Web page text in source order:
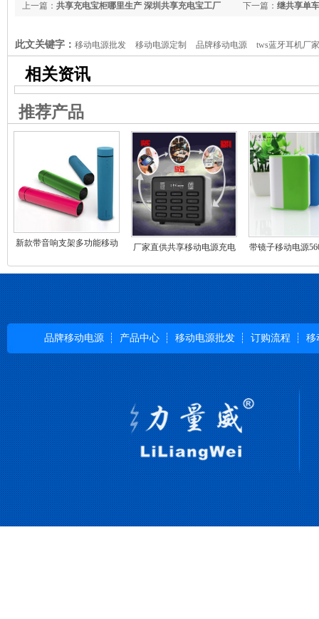
下一篇： 继共享单
上一篇： 共享充电宝柜哪里生产 深圳共享充电宝工厂
此文关键字： 移动电源批发 移动电源定制 品牌移动电源 tws蓝牙耳机厂家
享充电宝加盟，共享充电宝批发，共享充电宝排名，共享充电宝定制，力量威
家 深圳充电宝工厂订制 手机移动电宝生产商 移动电源OEM代加工 手机充电
移动电源充电线 usb充电器 1a/2.1a车充 车载充电器厂家 充电器生产厂商 深圳移
移动电源厂家 高通认证移动电源生产厂家
相关资讯
推荐产品
新款带音响支架多功能移动
厂家直供共享移动电源充电
方案自主研发
带镜子移动电源
品牌移动电源 产品中心 移动电源批发 订购流程 移